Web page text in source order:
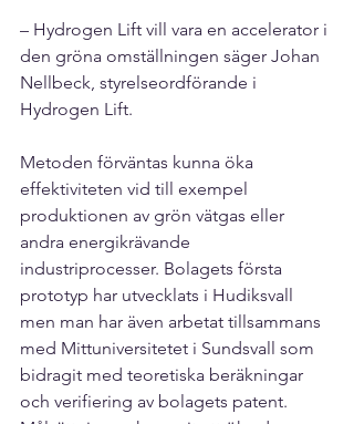
– Hydrogen Lift vill vara en accelerator i
den gröna omställningen säger Johan
Nellbeck, styrelseordförande i
Hydrogen Lift.
Metoden förväntas kunna öka
effektiviteten vid till exempel
produktionen av grön vätgas eller
andra energikrävande
industriprocesser. Bolagets första
prototyp har utvecklats i Hudiksvall
men man har även arbetat tillsammans
med Mittuniversitetet i Sundsvall som
bidragit med teoretiska beräkningar
och verifiering av bolagets patent.